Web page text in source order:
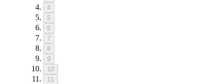
4
5
6
7
8
9
10
11